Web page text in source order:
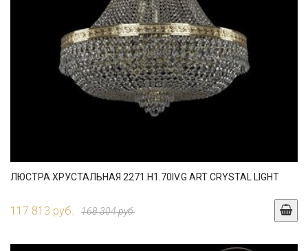
ЛЮСТРА ХРУСТАЛЬНАЯ 2271.H1.70IV.G ART CRYSTAL LIGHT
117 813 руб. 168 304 руб.